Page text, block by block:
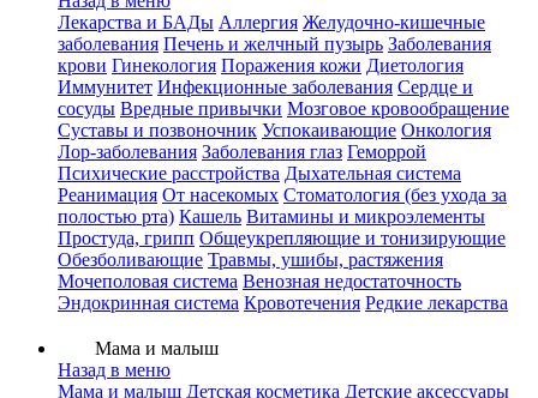
Лекарства и БАДы Аллергия Желудочно-кишечные
заболевания Печень и желчный пузырь Заболевания
крови Гинекология Поражения кожи Диетология
Иммунитет Инфекционные заболевания Сердце и
сосуды Вредные привычки Мозговое кровообращение
Суставы и позвоночник Успокаивающие Онкология
Лор-заболевания Заболевания глаз Геморрой
Психические расстройства Дыхательная система
Реанимация От насекомых Стоматология (без ухода за
полостью рта) Кашель Витамины и микроэлементы
Простуда, грипп Общеукрепляющие и тонизирующие
Обезболивающие Травмы, ушибы, растяжения
Мочеполовая система Венозная недостаточность
Эндокринная система Кровотечения Редкие лекарства
Мама и малыш
Назад в меню
Мама и малыш Детская косметика Детские аксессуары